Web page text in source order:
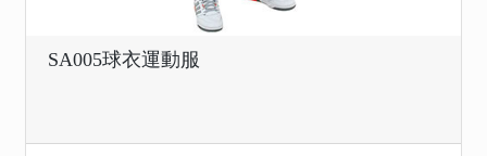
SA005球衣運動服